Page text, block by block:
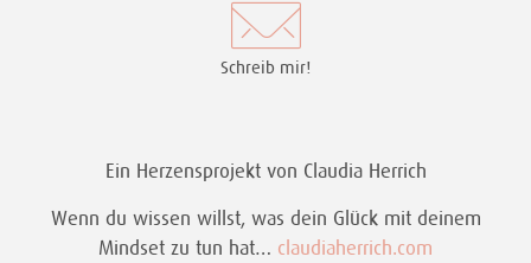
Schreib mir!
Ein Herzensprojekt von Claudia Herrich
Wenn du wissen willst, was dein Glück mit deinem
Mindset zu tun hat… claudiaherrich.com